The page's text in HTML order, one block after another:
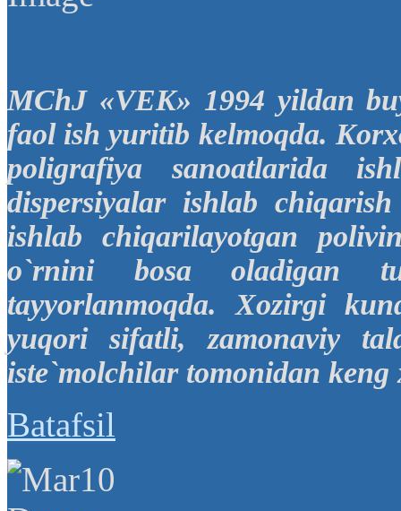
MChJ «VEK» 1994 yildan
faol ish yuritib kelmoqda.
poligrafiya sanoatlarida
dispersiyalar ishlab
ishlab chiqarilayotgan
o`rnini bosa oladigan
tayyorlanmoqda. Xozirgi
yuqori sifatli, zamonaviy
iste`molchilar tomonidan
Batafsil